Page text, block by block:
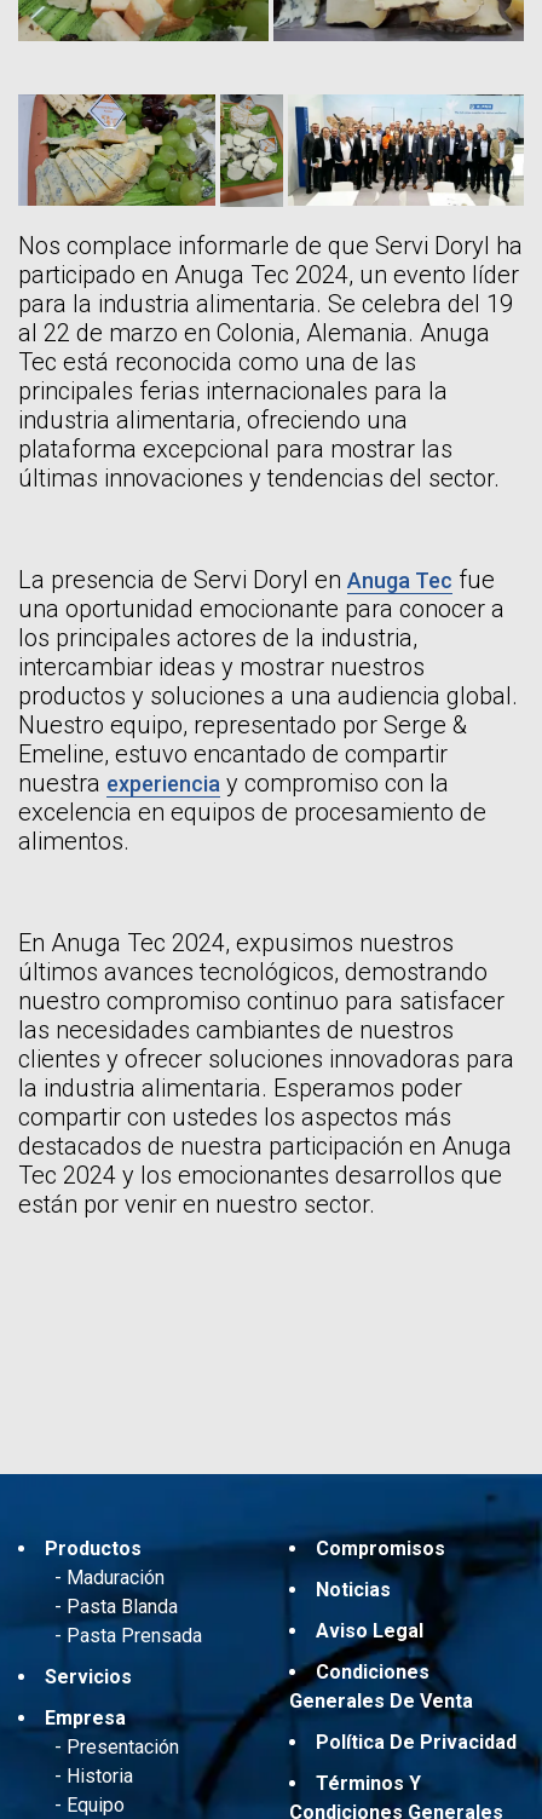
Nos complace informarle de que Servi Doryl ha
participado en Anuga Tec 2024, un evento líder
para la industria alimentaria. Se celebra del 19
al 22 de marzo en Colonia, Alemania. Anuga
Tec está reconocida como una de las
principales ferias internacionales para la
industria alimentaria, ofreciendo una
plataforma excepcional para mostrar las
últimas innovaciones y tendencias del sector.
La presencia de Servi Doryl en Anuga Tec fue
una oportunidad emocionante para conocer a
los principales actores de la industria,
intercambiar ideas y mostrar nuestros
productos y soluciones a una audiencia global.
Nuestro equipo, representado por Serge &
Emeline, estuvo encantado de compartir
nuestra experiencia y compromiso con la
excelencia en equipos de procesamiento de
alimentos.
En Anuga Tec 2024, expusimos nuestros
últimos avances tecnológicos, demostrando
nuestro compromiso continuo para satisfacer
las necesidades cambiantes de nuestros
clientes y ofrecer soluciones innovadoras para
la industria alimentaria. Esperamos poder
compartir con ustedes los aspectos más
destacados de nuestra participación en Anuga
Tec 2024 y los emocionantes desarrollos que
están por venir en nuestro sector.
Productos
Maduración
Pasta Blanda
Pasta Prensada
Servicios
Empresa
Presentación
Historia
Equipo
Compromisos
Noticias
Aviso Legal
Condiciones
Generales De Venta
Política De Privacidad
Términos Y
Condiciones Generales